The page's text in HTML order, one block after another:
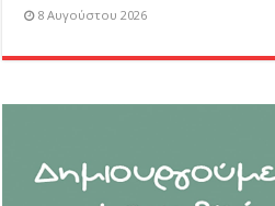
8 Αυγούστου 2026